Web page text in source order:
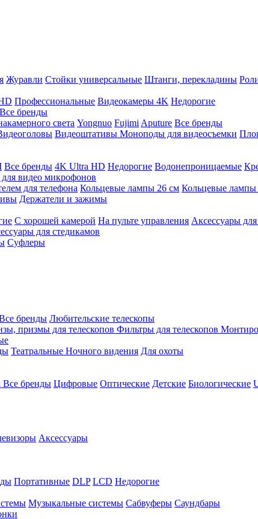
Журавли Стойки универсальные Штанги, перекладины
Профессиональные Видеокамеры 4K Недорогие
Все бренды
света Yongnuo Fujimi Aputure Все бренды
Видеоштативы Моноподы для видеосъемки
Все бренды 4K Ultra HD Недорогие Водонепроницаемые
видео микрофонов
для телефона Кольцевые лампы 26 см Кольцевые лампы
Держатели и зажимы
С хорошей камерой На пульте управления Аксессуары
для стедикамов
Суфлеры
бренды Любительские телескопы
призмы для телескопов Фильтры для телескопов
Театральные Ночного видения Для охоты
Все бренды Цифровые Оптические Детские Биологические
Аксессуары
Портативные DLP LCD Недорогие
Музыкальные системы Сабвуферы Саундбары